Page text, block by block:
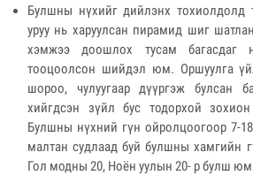
Булшны нүхийг дийлэнх тохиолдолд
уруу нь харуулсан пирамид шиг
хэмжээ доошлох тусам багасдаг
тооцоолсон шийдэл юм. Оршуулга
шороо, чулуугаар дүүргэж булсан
хийгдсэн зүйл бус тодорхой зохион
Булшны нүхний гүн ойролцоогоор 7-
малтан судлаад буй булшны хамгийн
Гол модны 20, Ноён уулын 20- р булш